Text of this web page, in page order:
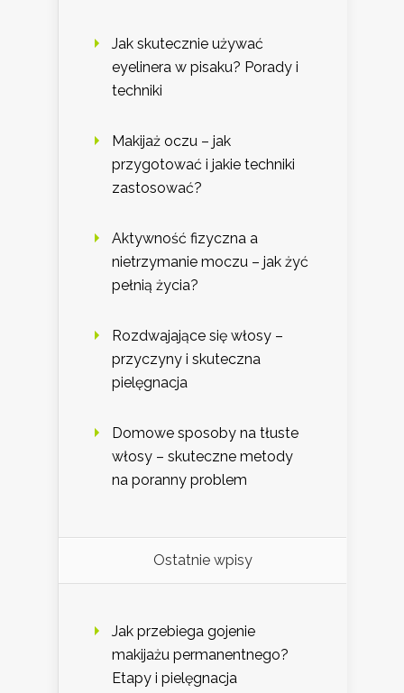
Jak skutecznie używać
eyelinera w pisaku? Porady i
techniki
Makijaż oczu – jak
przygotować i jakie techniki
zastosować?
Aktywność fizyczna a
nietrzymanie moczu – jak żyć
pełnią życia?
Rozdwajające się włosy –
przyczyny i skuteczna
pielęgnacja
Domowe sposoby na tłuste
włosy – skuteczne metody
na poranny problem
Ostatnie wpisy
Jak przebiega gojenie
makijażu permanentnego?
Etapy i pielęgnacja